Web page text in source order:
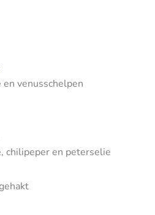
venusschelpen
chilipeper en peterselie